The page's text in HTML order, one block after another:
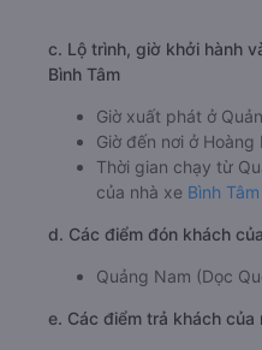
c. Lộ trình, giờ khởi hành
Bình Tâm
Giờ xuất phát ở
Giờ đến nơi ở
Thời gian chạy từ
của nhà xe Bình Tâm
d. Các điểm đón khách
Quảng Nam (Dọc
e. Các điểm trả khách của